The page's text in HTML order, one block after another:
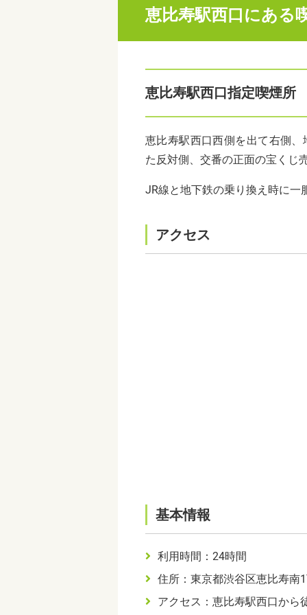
恵比寿駅西口にある
恵比寿駅西口指定喫煙所
恵比寿駅西口西側を出て右側
た反対側、交番の正面の宝くじ
JR線と地下鉄の乗り換え時に一
アクセス
基本情報
利用時間：24時間
住所：東京都渋谷区恵比寿南
アクセス：恵比寿駅西口から